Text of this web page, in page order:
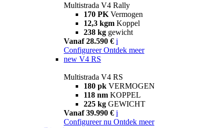
Multistrada V4 Rally
170 PK Vermogen
12,3 kgm Koppel
238 kg gewicht
Vanaf 28.590 € i
Configureer Ontdek meer
new V4 RS
Multistrada V4 RS
180 pk VERMOGEN
118 nm KOPPEL
225 kg GEWICHT
Vanaf 39.990 € i
Configureer nu Ontdek meer